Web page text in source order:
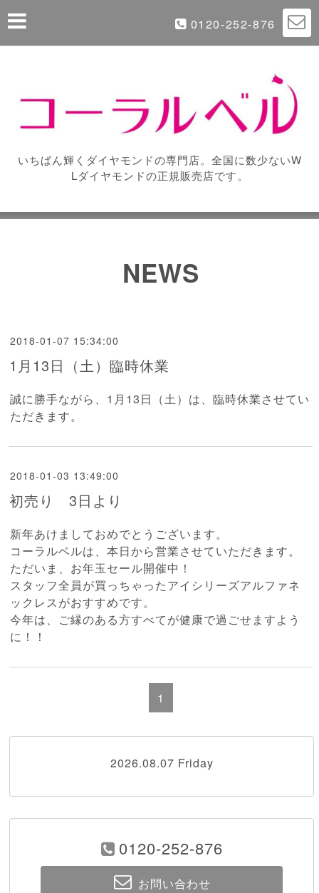
0120-252-876
いちばん輝くダイヤモンドの専門店。全国に数少ないW
Lダイヤモンドの正規販売店です。
NEWS
2018-01-07 15:34:00
1月13日（土）臨時休業
誠に勝手ながら、1月13日（土）は、臨時休業させてい
ただきます。
2018-01-03 13:49:00
初売り 3日より
新年あけましておめでとうございます。
コーラルベルは、本日から営業させていただきます。
ただいま、お年玉セール開催中！
スタッフ全員が買っちゃったアイシリーズアルファネ
ックレスがおすすめです。
今年は、ご縁のある方すべてが健康で過ごせますよう
に！！
1
2026.08.07 Friday
0120-252-876
お問い合わせ